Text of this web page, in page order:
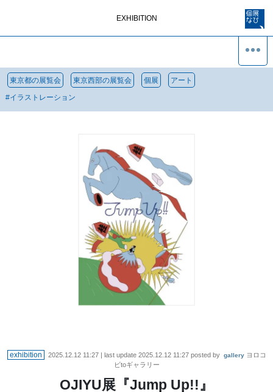
EXHIBITION
東京都の展覧会 東京西部の展覧会 個展 アート
#イラストレーション
exhibition 2025.12.12 11:27| last update 2025.12.12 11:27posted by gallery ヨロコ
ビtoギャラリー
OJIYU展『Jump Up!!』